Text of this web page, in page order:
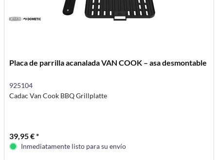
Placa de parrilla acanalada VAN COOK – asa desmontable
925104
Cadac Van Cook BBQ Grillplatte
39,95 € *
Inmediatamente listo para su envío